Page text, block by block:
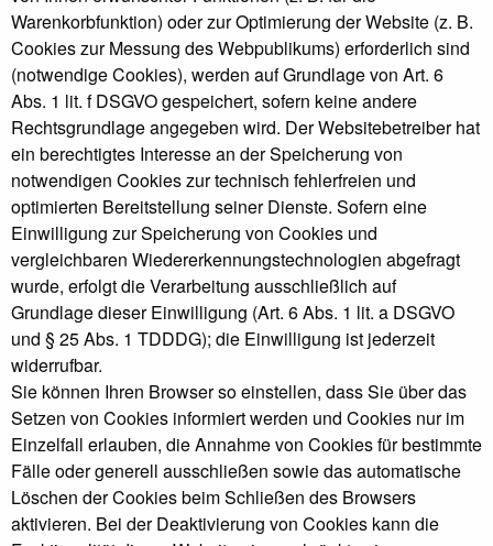
Warenkorbfunktion) oder zur Optimierung der Website (z. B.
Cookies zur Messung des Webpublikums) erforderlich sind
(notwendige Cookies), werden auf Grundlage von Art. 6
Abs. 1 lit. f DSGVO gespeichert, sofern keine andere
Rechtsgrundlage angegeben wird. Der Websitebetreiber hat
ein berechtigtes Interesse an der Speicherung von
notwendigen Cookies zur technisch fehlerfreien und
optimierten Bereitstellung seiner Dienste. Sofern eine
Einwilligung zur Speicherung von Cookies und
vergleichbaren Wiedererkennungstechnologien abgefragt
wurde, erfolgt die Verarbeitung ausschließlich auf
Grundlage dieser Einwilligung (Art. 6 Abs. 1 lit. a DSGVO
und § 25 Abs. 1 TDDDG); die Einwilligung ist jederzeit
widerrufbar.
Sie können Ihren Browser so einstellen, dass Sie über das
Setzen von Cookies informiert werden und Cookies nur im
Einzelfall erlauben, die Annahme von Cookies für bestimmte
Fälle oder generell ausschließen sowie das automatische
Löschen der Cookies beim Schließen des Browsers
aktivieren. Bei der Deaktivierung von Cookies kann die